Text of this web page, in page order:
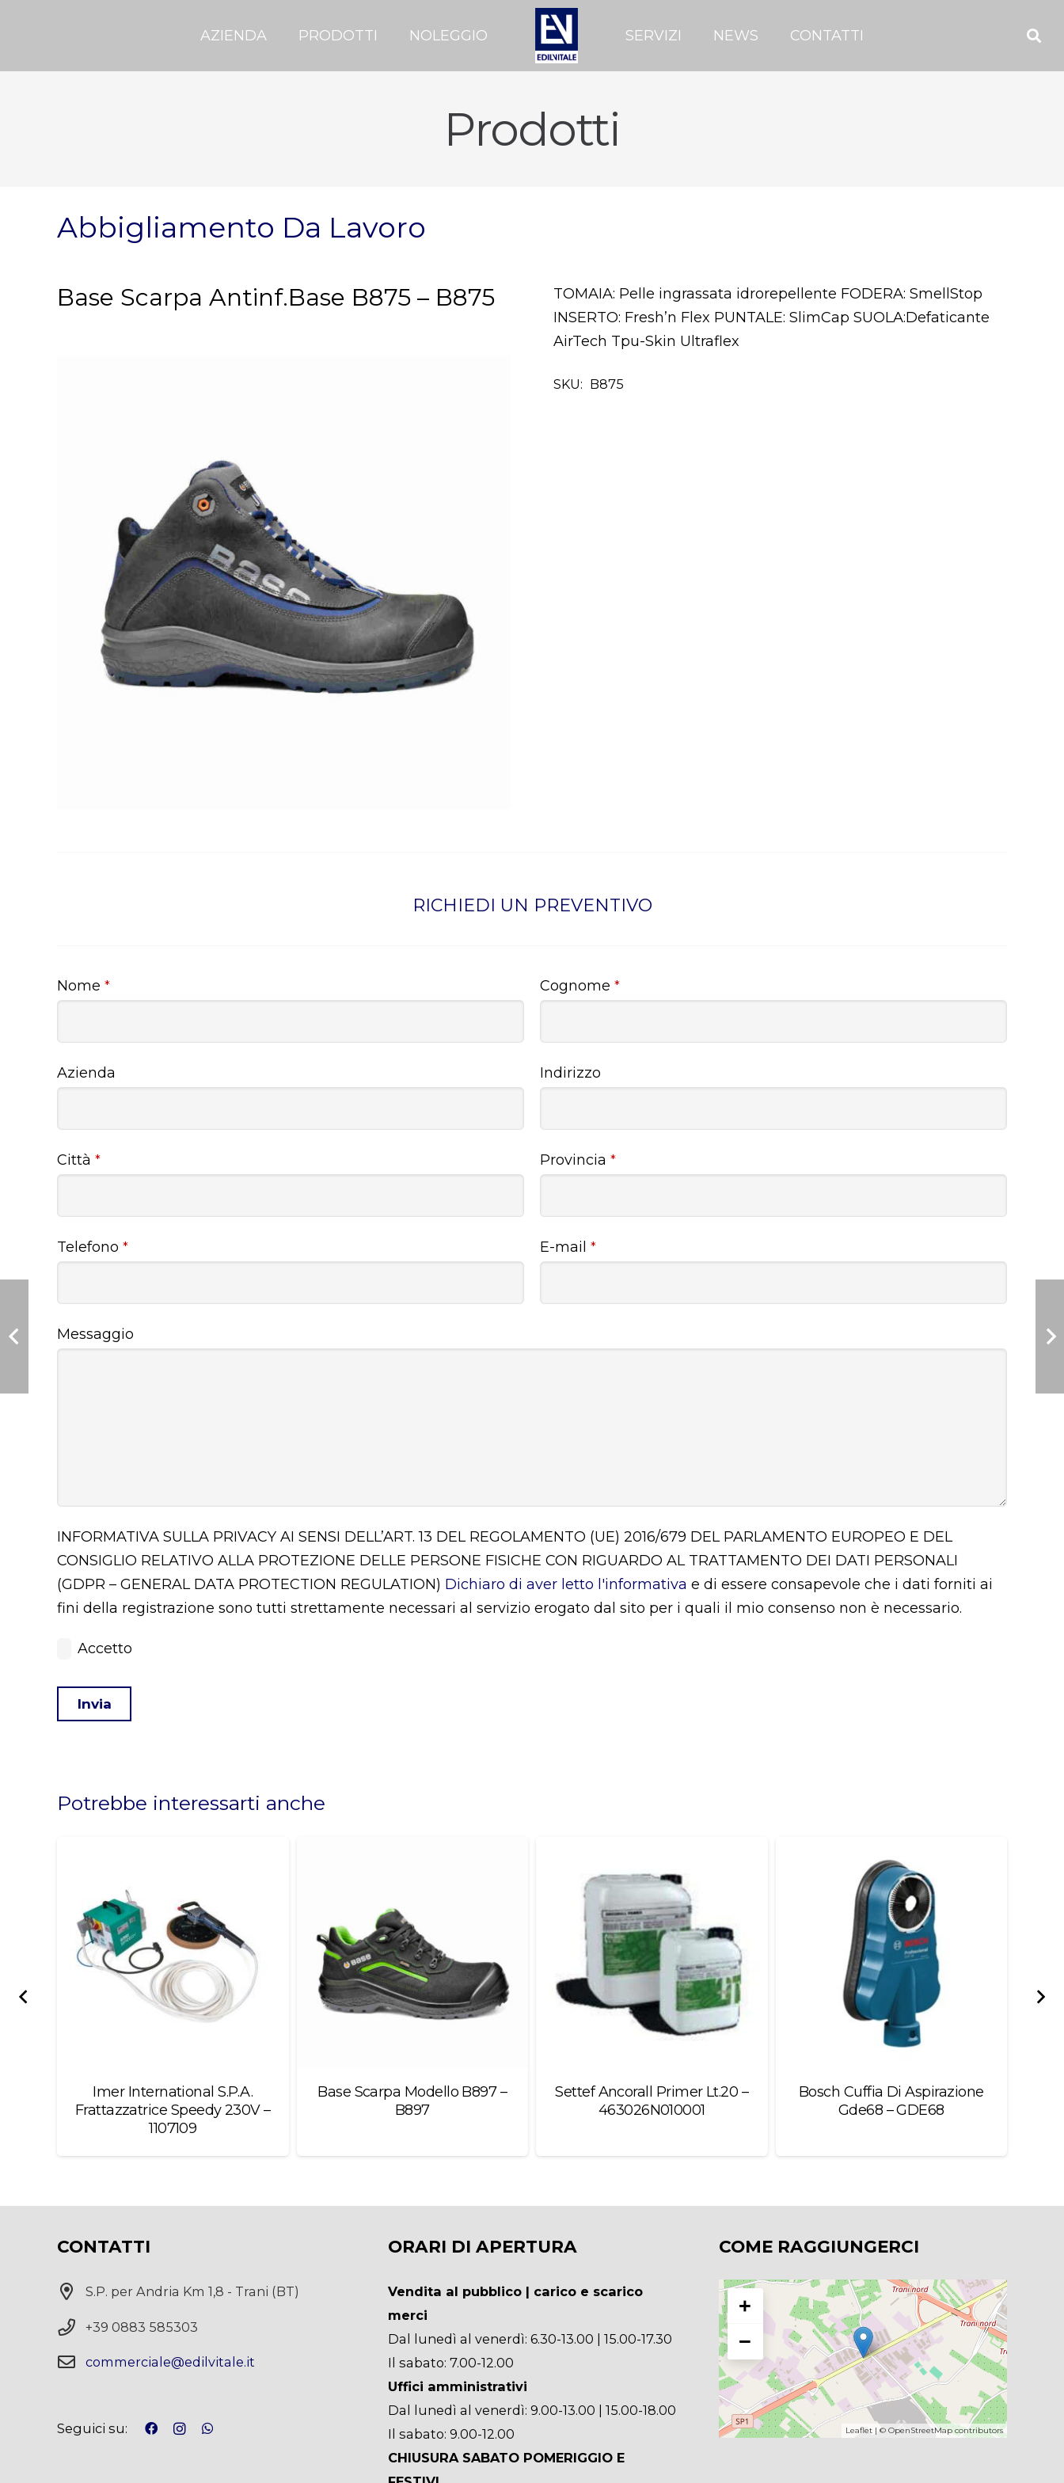
AZIENDA PRODOTTI NOLEGGIO SERVIZI NEWS CONTATTI
Prodotti
Abbigliamento Da Lavoro
Base Scarpa Antinf.Base B875 – B875
TOMAIA: Pelle ingrassata idrorepellente FODERA: SmellStop
INSERTO: Fresh’n Flex PUNTALE: SlimCap SUOLA:Defaticante
AirTech Tpu-Skin Ultraflex
SKU: B875
RICHIEDI UN PREVENTIVO
Nome *
Azienda
Città *
Telefono *
Cognome *
Indirizzo
Provincia *
E-mail *
Messaggio
INFORMATIVA SULLA PRIVACY AI SENSI DELL’ART. 13 DEL REGOLAMENTO (UE) 2016/679 DEL PARLAMENTO EUROPEO E DEL
CONSIGLIO RELATIVO ALLA PROTEZIONE DELLE PERSONE FISICHE CON RIGUARDO AL TRATTAMENTO DEI DATI PERSONALI
(GDPR – GENERAL DATA PROTECTION REGULATION) Dichiaro di aver letto l'informativa e di essere consapevole che i dati forniti ai
fini della registrazione sono tutti strettamente necessari al servizio erogato dal sito per i quali il mio consenso non è necessario.
Accetto
Invia
should
Potrebbe interessarti anche
Imer International S.P.A.
Frattazzatrice Speedy 230V –
1107109
Base Scarpa Modello B897 –
B897
Settef Ancorall Primer Lt.20 –
463026N010001
Bosch Cuffia Di Aspirazione
Gde68 – GDE68
CONTATTI
S.P. per Andria Km 1,8 - Trani (BT)
+39 0883 585303
commerciale@edilvitale.it
Seguici su:
ORARI DI APERTURA
Vendita al pubblico | carico e scarico
merci
Dal lunedì al venerdì: 6.30-13.00 | 15.00-17.30
Il sabato: 7.00-12.00
Uffici amministrativi
Dal lunedì al venerdì: 9.00-13.00 | 15.00-18.00
Il sabato: 9.00-12.00
CHIUSURA SABATO POMERIGGIO E
COME RAGGIUNGERCI
+
−
Leaflet| © OpenStreetMapcontributors